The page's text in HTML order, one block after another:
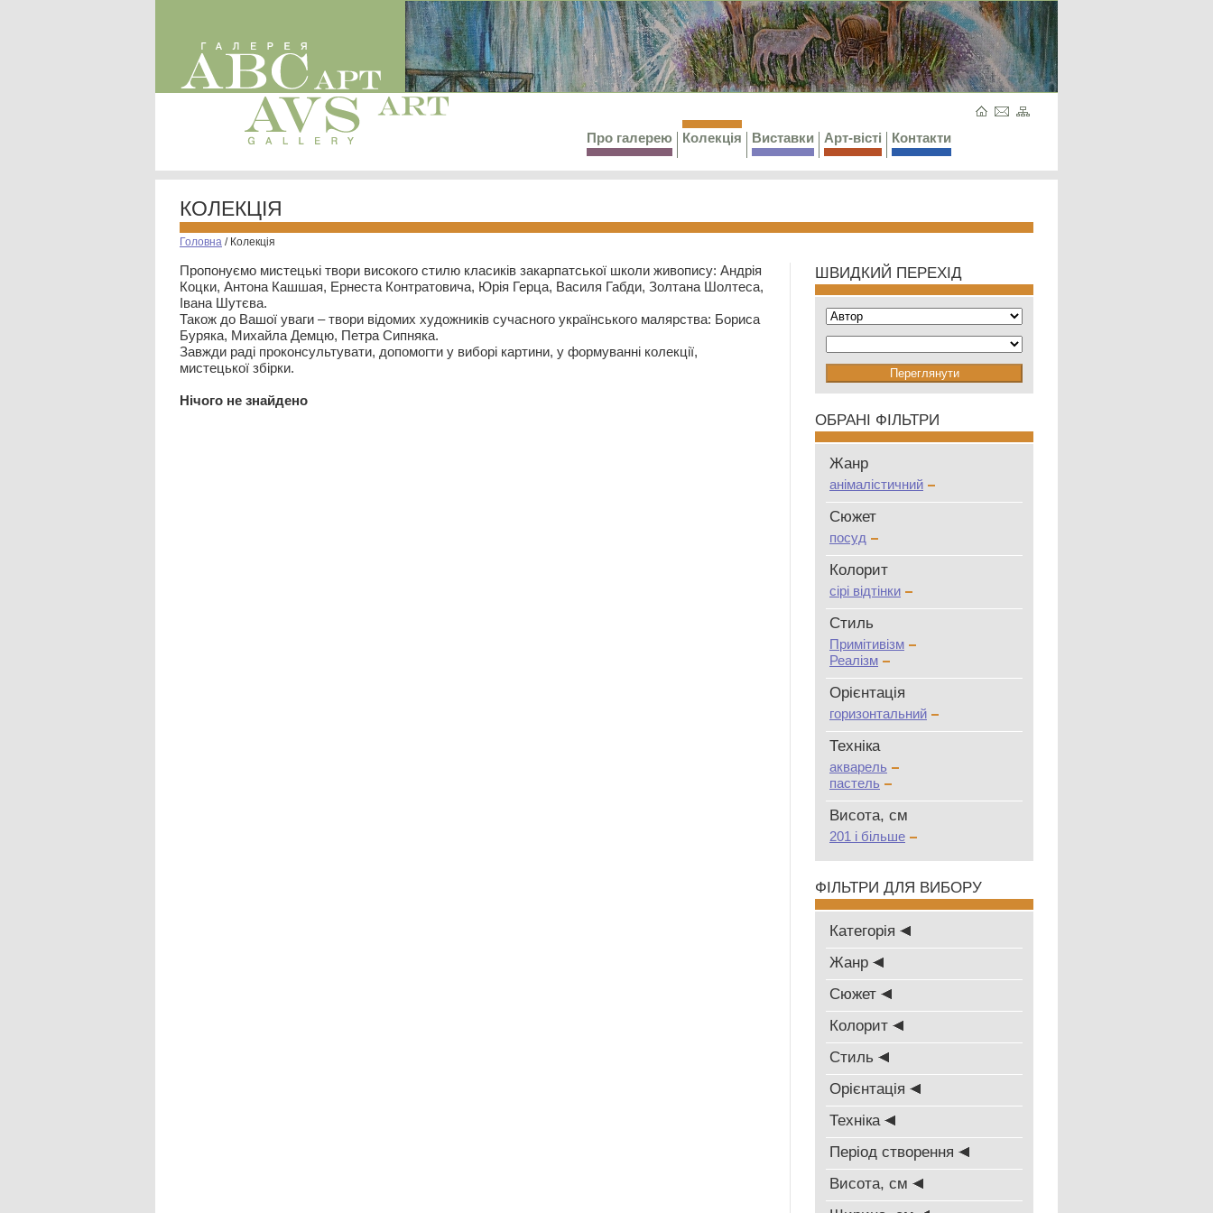
Про галерею Колекція Виставки Арт-вісті Контакти
КОЛЕКЦІЯ
Головна / Колекція
Пропонуємо мистецькі твори високого стилю класиків закарпатської школи живопису: Андрія
Коцки, Антона Кашшая, Ернеста Контратовича, Юрія Герца, Василя Габди, Золтана Шолтеса,
Івана Шутєва.
Також до Вашої уваги – твори відомих художників сучасного українського малярства: Бориса
Буряка, Михайла Демцю, Петра Сипняка.
Завжди раді проконсультувати, допомогти у виборі картини, у формуванні колекції,
мистецької збірки.
Нiчого не знайдено
ШВИДКИЙ ПЕРЕХІД
ОБРАНІ ФІЛЬТРИ
Жанр
анімалістичний
Сюжет
посуд
Колорит
сірі відтінки
Стиль
Примітивізм
Реалізм
Oрієнтація
горизонтальний
Техніка
акварель
пастель
Висота, см
201 і більше
ФІЛЬТРИ ДЛЯ ВИБОРУ
Категорія
Жанр
Сюжет
Колорит
Стиль
Oрієнтація
Техніка
Період створення
Висота, см